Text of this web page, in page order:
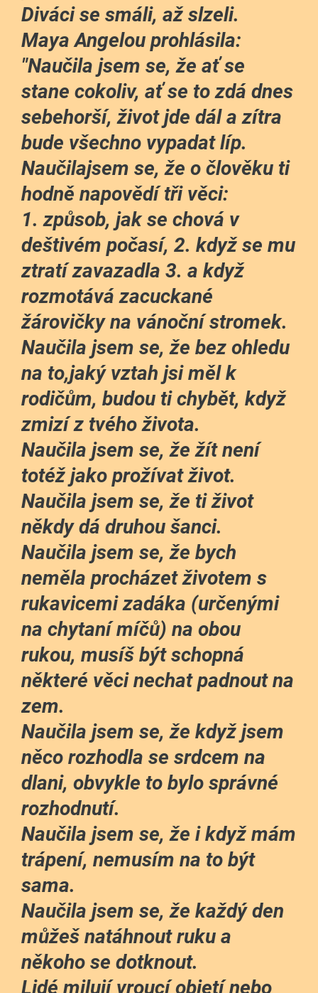
Diváci se smáli, až slzeli.
Maya Angelou prohlásila:
"Naučila jsem se, že ať se
stane cokoliv, ať se to zdá dnes
sebehorší, život jde dál a zítra
bude všechno vypadat líp.
Naučilajsem se, že o člověku ti
hodně napovědí tři věci:
1. způsob, jak se chová v
deštivém počasí, 2. když se mu
ztratí zavazadla 3. a když
rozmotává zacuckané
žárovičky na vánoční stromek.
Naučila jsem se, že bez ohledu
na to,jaký vztah jsi měl k
rodičům, budou ti chybět, když
zmizí z tvého života.
Naučila jsem se, že žít není
totéž jako prožívat život.
Naučila jsem se, že ti život
někdy dá druhou šanci.
Naučila jsem se, že bych
neměla procházet životem s
rukavicemi zadáka (určenými
na chytaní míčů) na obou
rukou, musíš být schopná
některé věci nechat padnout na
zem.
Naučila jsem se, že když jsem
něco rozhodla se srdcem na
dlani, obvykle to bylo správné
rozhodnutí.
Naučila jsem se, že i když mám
trápení, nemusím na to být
sama.
Naučila jsem se, že každý den
můžeš natáhnout ruku a
někoho se dotknout.
Lidé milují vroucí objetí nebo